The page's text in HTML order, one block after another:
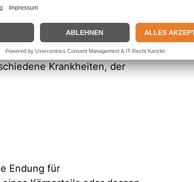
verschwunden. Auch sie
nach einiger Zeit der
töten.
Krankheiten, der
Endung für